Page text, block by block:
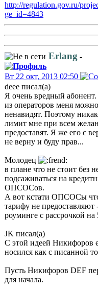
http://regulation.gov.ru/
ge_id=4843
Erlang -
Вт 22 окт, 2013 02:50
deee писал(а)
Я очень вредный
из операторов меня
ненавидят. Поэтому
лимит мне при всем
предоставят. Я же его с
не верну и буду прав...
Молодец
в плане что не стоит без
подсаживаться на
ОПСОСов.
А вот кстати ОПСОСы
тарифу не предоставляют
роуминге с рассрочкой на
JK писал(а)
С этой идеей Никифоров
носился как с писанной
Пусть Никифоров DEF
для начала.